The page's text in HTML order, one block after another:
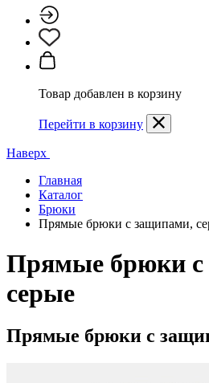
Товар добавлен в корзину
Перейти в корзину
Наверх
Главная
Каталог
Брюки
Прямые брюки с защипами,
Прямые брюки с
серые
Прямые брюки с